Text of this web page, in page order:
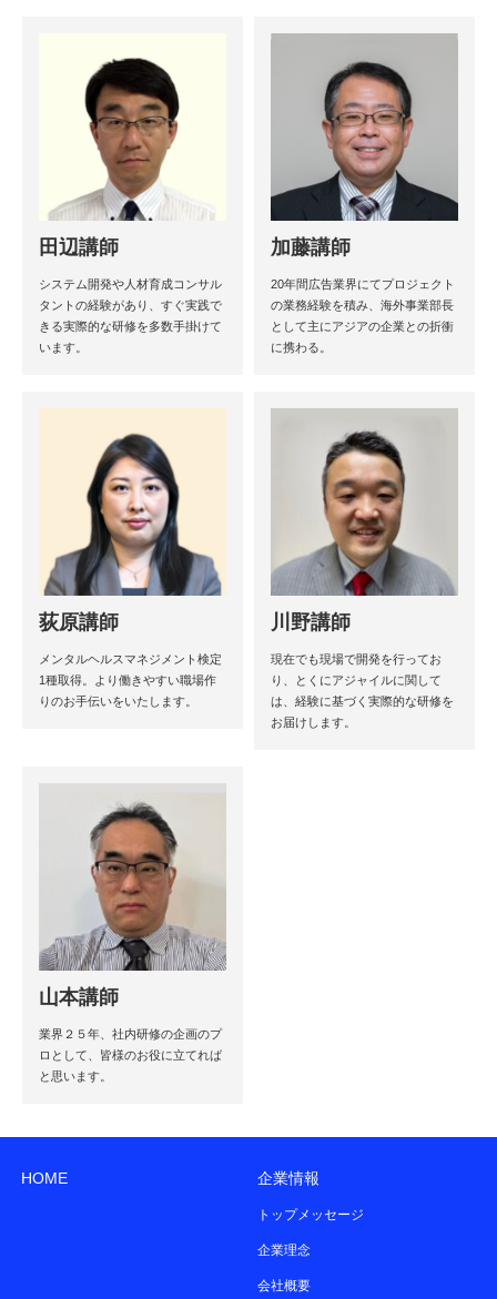
田辺講師
システム開発や人材育成コンサル
タントの経験があり、すぐ実践で
きる実際的な研修を多数手掛けて
います。
加藤講師
20年間広告業界にてプロジェクト
の業務経験を積み、海外事業部長
として主にアジアの企業との折衝
に携わる。
荻原講師
メンタルヘルスマネジメント検定
1種取得。より働きやすい職場作
りのお手伝いをいたします。
川野講師
現在でも現場で開発を行ってお
り、とくにアジャイルに関して
は、経験に基づく実際的な研修を
お届けします。
山本講師
業界２５年、社内研修の企画のプ
ロとして、皆様のお役に立てれば
と思います。
HOME 企業情報
トップメッセージ
企業理念
会社概要